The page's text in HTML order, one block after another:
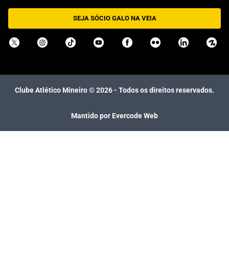
SEJA SÓCIO GALO NA VEIA
Clube Atlético Mineiro ©2026- Todos os direitos reservados.
Mantido por Evercode Web